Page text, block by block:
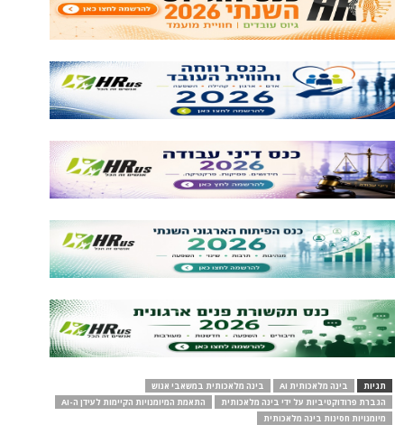
תגיות בינה מלאכותית AI
בינה מלאכותית במשאבי אנוש
הגברת פרודוקטיביות על ידי בינה מלאכותית
התאמת המיומנויות הקיימות לעידן ה-AI
מיומנויות חסינות בינה מלאכותית